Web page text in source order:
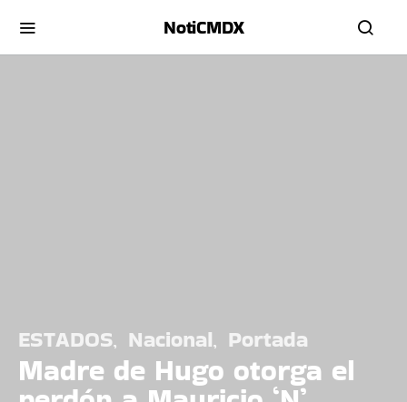
NotiCMDX
ESTADOS Nacional Portada
Madre de Hugo otorga el